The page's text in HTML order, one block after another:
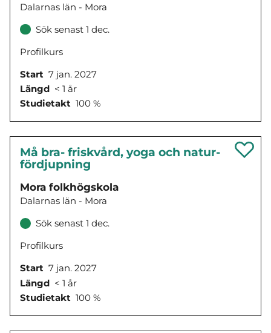
Dalarnas län - Mora
Sök senast 1 dec.
Profilkurs
Start 7 jan. 2027
Längd < 1 år
Studietakt 100 %
Må bra- friskvård, yoga och natur-
fördjupning
Mora folkhögskola
Dalarnas län - Mora
Sök senast 1 dec.
Profilkurs
Start 7 jan. 2027
Längd < 1 år
Studietakt 100 %